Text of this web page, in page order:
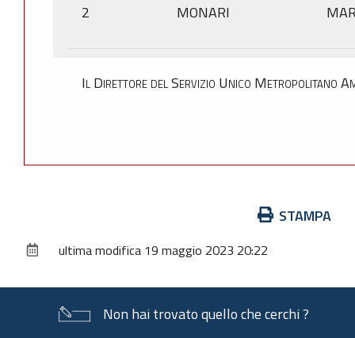
2 MONARI
Il Direttore del Servizio Unico Metropolitano
documento
STAMPA
ultima modifica 19 maggio 2023 20:22
Non hai trovato quello che cerchi ?